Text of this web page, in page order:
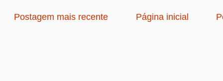
Postagem mais recente Página inicial